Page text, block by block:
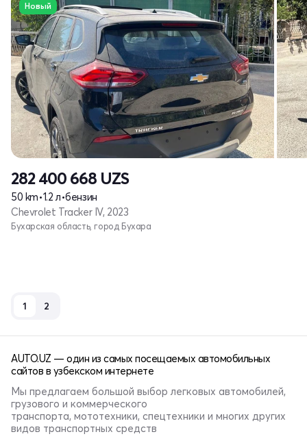
Новый
282 400 668 UZS
50 km•1.2 л•бензин
Chevrolet Tracker IV, 2023
Бухарская область, город Бухара
1 2
AUTO.UZ — один из самых посещаемых автомобильных
сайтов в узбекском интернете
Мы предлагаем большой выбор легковых автомобилей,
грузового и коммерческого
транспорта, мототехники, спецтехники и многих других
видов транспортных средств